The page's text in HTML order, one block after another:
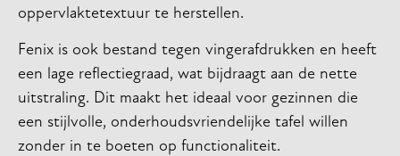
oppervlaktetextuur te herstellen.
Fenix is ook bestand tegen vingerafdrukken en heeft
een lage reflectiegraad, wat bijdraagt aan de nette
uitstraling. Dit maakt het ideaal voor gezinnen die
een stijlvolle, onderhoudsvriendelijke tafel willen
zonder in te boeten op functionaliteit.